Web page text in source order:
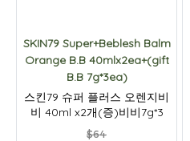
SKIN79 Super+Beblesh Balm
Orange B.B 40mlx2ea+(gift
B.B 7g*3ea)
스킨79 슈퍼 플러스 오렌지비
비 40ml x2개(증)비비7g*3
$64